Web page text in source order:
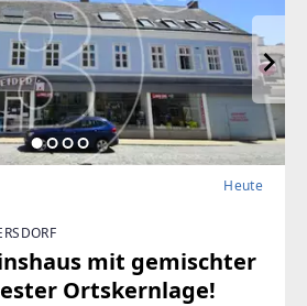
Heute
mit gemischter
Ortskernlage!